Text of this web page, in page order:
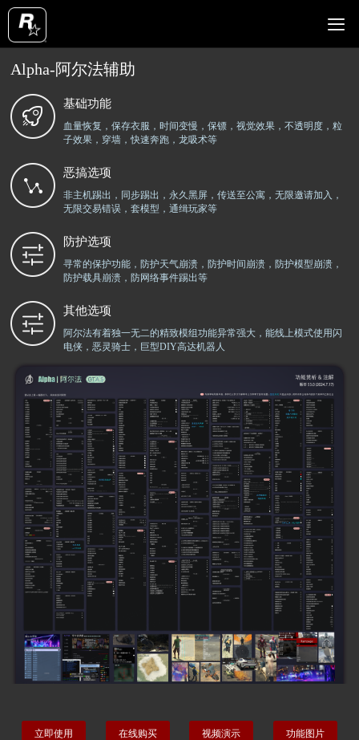

Alpha-阿尔法辅助
基础功能
血量恢复，保存衣服，时间变慢，保镖，视觉效果，不透明度，粒
子效果，穿墙，快速奔跑，龙吸术等
恶搞选项
非主机踢出，同步踢出，永久黑屏，传送至公寓，无限邀请加入，
无限交易错误，套模型，通缉玩家等
防护选项
寻常的保护功能，防护天气崩溃，防护时间崩溃，防护模型崩溃，
防护载具崩溃，防网络事件踢出等
其他选项
阿尔法有着独一无二的精致模组功能异常强大，能线上模式使用闪
电侠，恶灵骑士，巨型DIY高达机器人
立即使用 在线购买 视频演示 功能图片